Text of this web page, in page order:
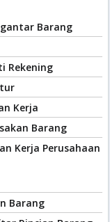
Barang
Rekening
Kerja
Barang
Kerja Perusahaan
Barang